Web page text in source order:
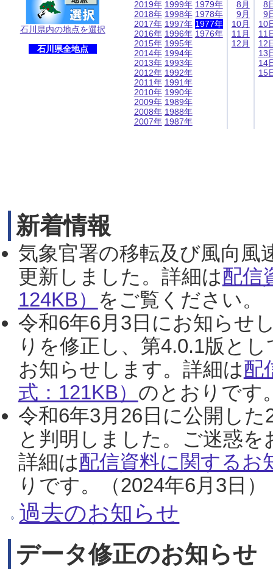
石川県内の地点を選択
石川県全地点
2019年
2018年
2017年
2016年
2015年
2014年
2013年
2012年
2011年
2010年
2009年
2008年
2007年
1999年
1998年
1997年
1996年
1995年
1994年
1993年
1992年
1991年
1990年
1989年
1988年
1987年
1979年
1978年
1977年
1976年
8月
9月
10月
11月
12月
8
9
10
11
12
13
14
15
新着情報
気象官署の移転及び風向風
更新しました。詳細は配信
124KB） をご覧ください。
令和6年6月3日にお知らせ
りを修正し、第4.0.1版と
お知らせします。詳細は配
式：121KB） のとおりです
令和6年3月26日に公開し
と判明しました。ご迷惑
詳細は配信資料に関するお
りです。（2024年6月3日）
過去のお知らせ
データ修正のお知らせ